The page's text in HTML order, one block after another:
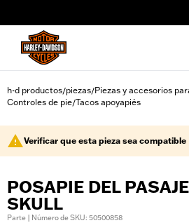
h-d productos/piezas/Piezas y accesorios
Controles de pie/Tacos apoyapiés
Verificar que esta pieza sea compatible
POSAPIE DEL
SKULL
Parte | Número de SKU: 50500858